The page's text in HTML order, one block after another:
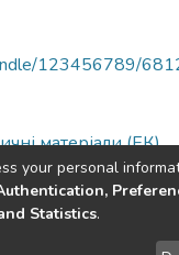
123456789/
матеріали (ЕК)
your personal
Statistics.